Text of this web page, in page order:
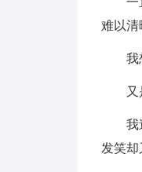
难以清
我
我
发笑却